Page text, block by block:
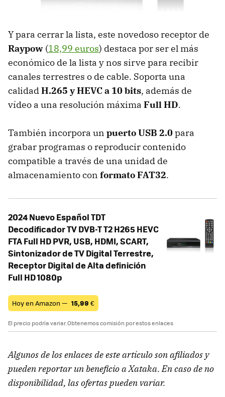
Y para cerrar la lista, este novedoso receptor de
Raypow (18,99 euros) destaca por ser el más
económico de la lista y nos sirve para recibir
canales terrestres o de cable. Soporta una
calidadH.265 y HEVC a 10 bits, además de
vídeo a una resolución máxima Full HD.
También incorpora un puerto USB 2.0para
grabar programas o reproducir contenido
compatible a través de una unidad de
almacenamiento con formato FAT32.
2024 Nuevo Español TDT
Decodificador TV DVB-T T2 H265 HEVC
FTA Full HD PVR, USB, HDMI, SCART,
Sintonizador de TV Digital Terrestre,
Receptor Digital de Alta definición
Full HD 1080p
Hoy en Amazon — 15,99 €
El precio podría variar. Obtenemos comisión por estos enlaces
Algunos de los enlaces de este artículo son afiliados y
pueden reportar un beneficio a Xataka. En caso de no
disponibilidad, las ofertas pueden variar.